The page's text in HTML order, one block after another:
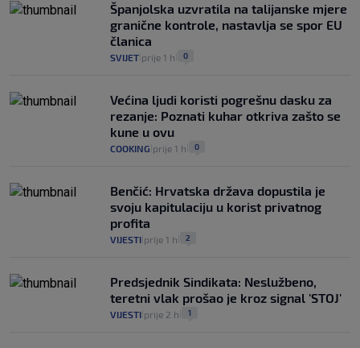
Španjolska uzvratila na talijanske mjere
granične kontrole, nastavlja se spor EU
članica
SVIJET prije 1 h 0
Većina ljudi koristi pogrešnu dasku za
rezanje: Poznati kuhar otkriva zašto se
kune u ovu
COOKING prije 1 h 0
Benčić: Hrvatska država dopustila je
svoju kapitulaciju u korist privatnog
profita
VIJESTI prije 1 h 2
Predsjednik Sindikata: Neslužbeno,
teretni vlak prošao je kroz signal 'STOJ'
VIJESTI prije 2 h 1